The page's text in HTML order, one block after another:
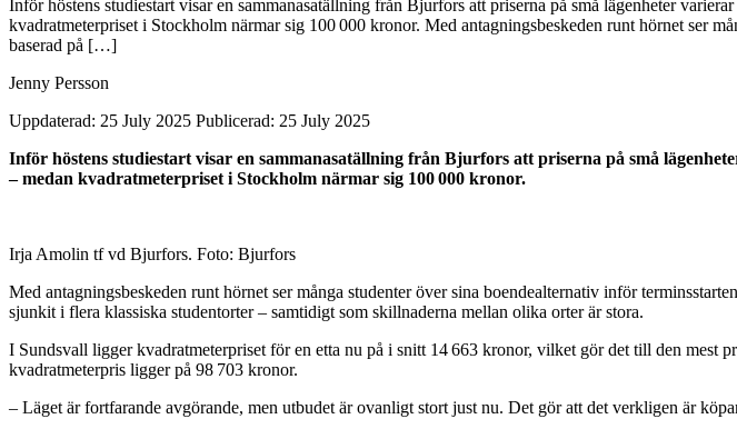
Inför höstens studiestart visar en sammanasatällning från Bjurfors att priserna på små lägenheter
kvadratmeterpriset i Stockholm närmar sig 100 000 kronor. Med antagningsbeskeden runt hörnet ser
baserad på […]
Jenny Persson
Uppdaterad: 25 July 2025 Publicerad: 25 July 2025
Inför höstens studiestart visar en sammanasatällning från Bjurfors att priserna på små
– medan kvadratmeterpriset i Stockholm närmar sig 100 000 kronor.
Irja Amolin tf vd Bjurfors. Foto: Bjurfors
Med antagningsbeskeden runt hörnet ser många studenter över sina boendealternativ inför
sjunkit i flera klassiska studentorter – samtidigt som skillnaderna mellan olika orter är stora.
I Sundsvall ligger kvadratmeterpriset för en etta nu på i snitt 14 663 kronor, vilket gör det till den mest
kvadratmeterpris ligger på 98 703 kronor.
– Läget är fortfarande avgörande, men utbudet är ovanligt stort just nu. Det gör att det verkligen är